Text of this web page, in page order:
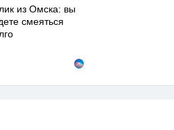
из Омска: вы
смеяться